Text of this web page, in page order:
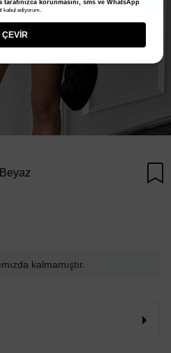
kalmamıştır.
tarafınızca korunmasını, sms ve WhatsApp
kabul ediyorum.
ÇEVİR